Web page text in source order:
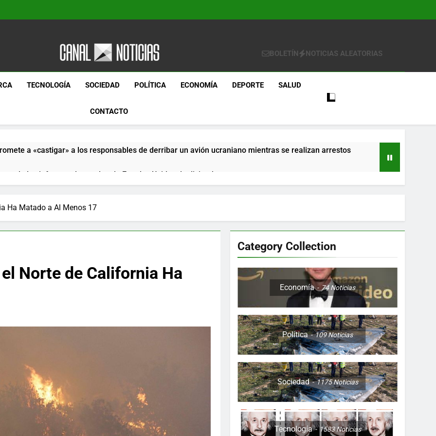
Canal Noticias
Canal Noticias
BOLETÍN NOTICIAS ALEATORIAS
TECNOLOGÍA SOCIEDAD POLÍTICA ECONOMÍA DEPORTE SALUD
CONTACTO
a «castigar» a los responsables de derribar un avión ucraniano mientras se realizan arrestos
de los informes de empleo de Estados Unidos de diciembre
y restaurador, Carl Ruiz, muere a los 44 años
Max Testo a Precios Especiales en México, Chile, Argentina, Colombia, Perú , Ecuador, Costa Rica y
en México – Descuentos Masivos en Mercado Libre
te lleva a lugares paranormales con binoculares de visión nocturna y reuniones de secuestrados
Artificial deepfake de Samsung fabrica un clip de movimiento desde una sola foto
Ha Matado a Al Menos 17
Norte de California Ha
Category Collection
Economía 74Noticias
Política 109Noticias
Sociedad 1175Noticias
Tecnología 1583Noticias